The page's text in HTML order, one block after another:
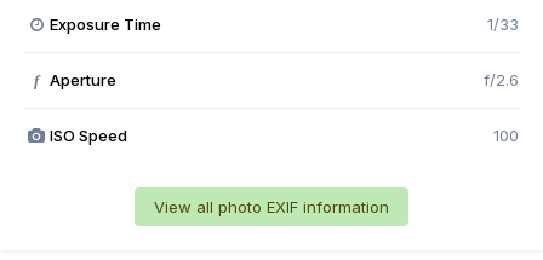
Exposure Time 1/33
f Aperture f/2.6
ISO Speed 100
View all photo EXIF information